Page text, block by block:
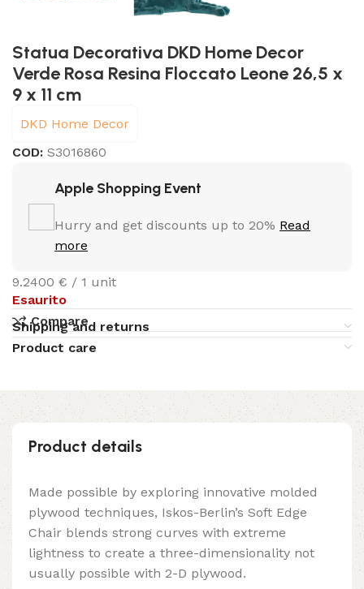
Statua Decorativa DKD Home Decor
Verde Rosa Resina Floccato Leone 26,5 x
9 x 11 cm
DKD Home Decor
COD:S3016860
Apple Shopping Event
Hurry and get discounts up to 20% Read
more
9.2400 € / 1 unit
Esaurito
Compare
Shipping and returns
Product care
Product details
Made possible by exploring innovative molded
plywood techniques, Iskos-Berlin’s Soft Edge
Chair blends strong curves with extreme
lightness to create a three-dimensionality not
usually possible with 2-D plywood.